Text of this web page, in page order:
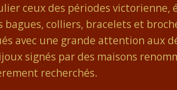
ceux des périodes victorienne,
colliers, bracelets et
avec une grande attention aux
signés par des maisons
recherchés.